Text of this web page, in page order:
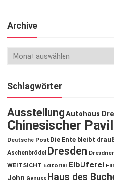
Archive
Schlagwörter
Ausstellung Autohaus
Chinesischer
Deutsche Post Die Ente bleibt
Aschenbrödel
Dresden
WEITSICHT Editorial ElbUferei
John Genuss Haus des